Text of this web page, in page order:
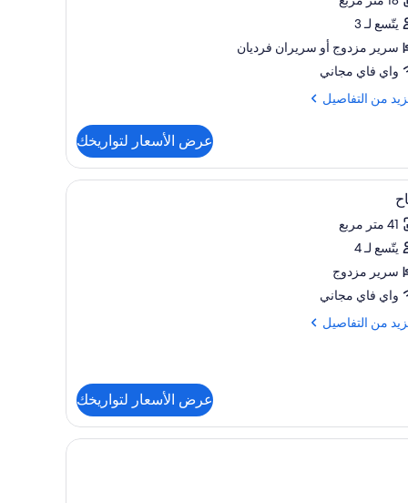
يتّسع لـ 3
سرير مزدوج‫‬ أو سريران فرديان
واي فاي مجاني
من التفاصيل
عرض الأسعار لتواريخك
الغرفة ومكتب وستائر تعتيم ملاءات للفراش لا تسبب الحساسية وخزنة داخل
4
41 متر مربع
يتّسع لـ 4
سرير مزدوج
واي فاي مجاني
من التفاصيل
عرض الأسعار لتواريخك
الغرفة ومكتب وستائر تعتيم